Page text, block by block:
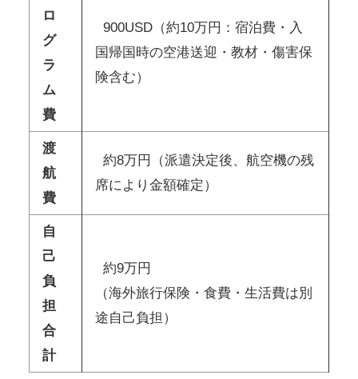
ロ
グ
ラ
ム
費
900USD（約10万円：宿泊費・入
国帰国時の空港送迎・教材・傷害保
険含む）
渡
航
費
約8万円（派遣決定後、航空機の残
席により金額確定）
自
己
負
担
合
計
約9万円
（海外旅行保険・食費・生活費は別
途自己負担）